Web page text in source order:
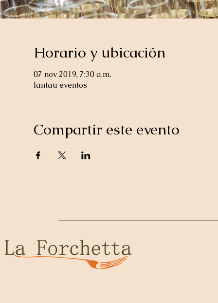
Horario y ubicación
07 nov 2019, 7:30 a.m.
lantau eventos
Compartir este evento